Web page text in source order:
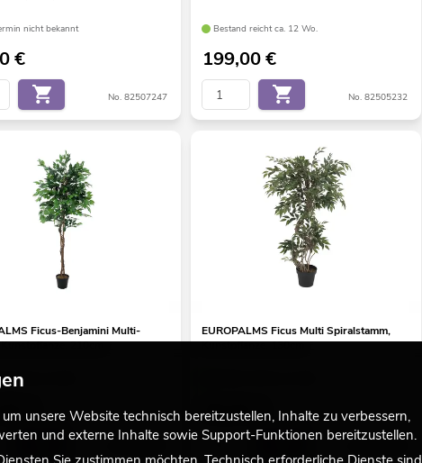
nicht bekannt
€
No. 82507247
Bestand reicht ca. 12 Wo.
199,00€
No. 82505232
Ficus-Benjamini Multi-
210cm
reicht ca. 12 Wo.
€
EUROPALMS Ficus Multi Spiralstamm,
Kunstpflanze, 130cm
99,00€
unsere Website technisch bereitzustellen, Inhalte zu verbessern,
und externe Inhalte sowie Support-Funktionen bereitzustellen.